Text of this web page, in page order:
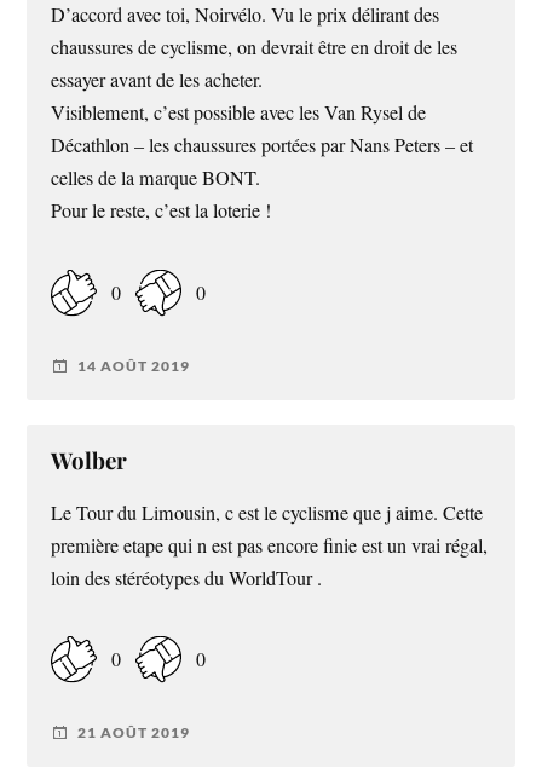
D’accord avec toi, Noirvélo. Vu le prix délirant des
chaussures de cyclisme, on devrait être en droit de les
essayer avant de les acheter.
Visiblement, c’est possible avec les Van Rysel de
Décathlon – les chaussures portées par Nans Peters – et
celles de la marque BONT.
Pour le reste, c’est la loterie !
0 0
14 AOÛT 2019
Wolber
Le Tour du Limousin, c est le cyclisme que j aime. Cette
première etape qui n est pas encore finie est un vrai régal,
loin des stéréotypes du WorldTour .
0 0
21 AOÛT 2019